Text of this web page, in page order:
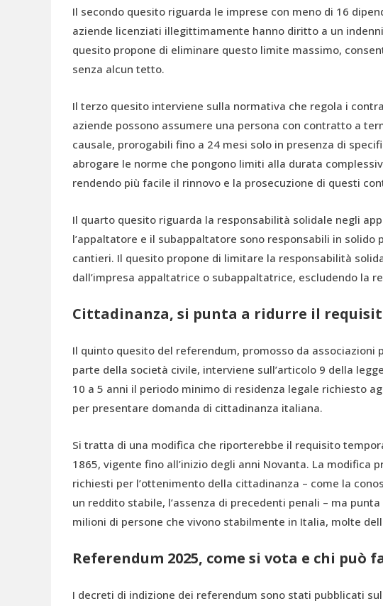
Il secondo quesito riguarda le imprese con meno di 16
aziende licenziati illegittimamente hanno diritto a un
quesito propone di eliminare questo limite massimo,
senza alcun tetto.
Il terzo quesito interviene sulla normativa che regola i
aziende possono assumere una persona con contratto a
causale, prorogabili fino a 24 mesi solo in presenza di
abrogare le norme che pongono limiti alla durata
rendendo più facile il rinnovo e la prosecuzione di questi
Il quarto quesito riguarda la responsabilità solidale negli
l’appaltatore e il subappaltatore sono responsabili in
cantieri. Il quesito propone di limitare la responsabilità
dall’impresa appaltatrice o subappaltatrice, escludendo la
Cittadinanza, si punta a ridurre il
Il quinto quesito del referendum, promosso da
parte della società civile, interviene sull’articolo 9 della
10 a 5 anni il periodo minimo di residenza legale richiesto
per presentare domanda di cittadinanza italiana.
Si tratta di una modifica che riporterebbe il requisito
1865, vigente fino all’inizio degli anni Novanta. La modifica
richiesti per l’ottenimento della cittadinanza – come la
un reddito stabile, l’assenza di precedenti penali – ma
milioni di persone che vivono stabilmente in Italia, molte
Referendum 2025, come si vota e chi può
I decreti di indizione dei referendum sono stati pubblicati